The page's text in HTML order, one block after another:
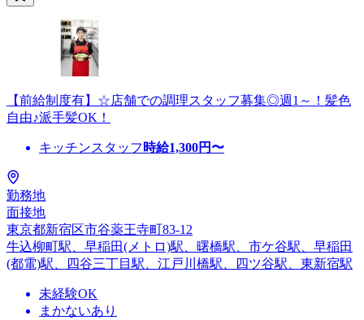
【前給制度有】☆店舗での調理スタッフ募集◎週1～！髪色
自由♪派手髪OK！
キッチンスタッフ 時給1,300円〜
勤務地
面接地
東京都新宿区市谷薬王寺町83-12
牛込柳町駅、早稲田(メトロ)駅、曙橋駅、市ケ谷駅、早稲田
(都電)駅、四谷三丁目駅、江戸川橋駅、四ツ谷駅、東新宿駅
未経験OK
まかないあり